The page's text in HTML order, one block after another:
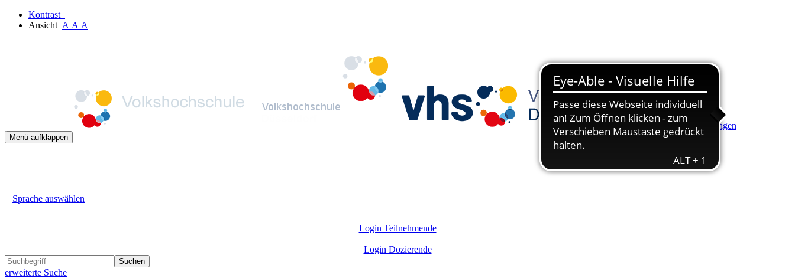
Kontrast
Ansicht A A A
Hauptinhalt anspringen
Menü aufklappen
Sprache auswählen
Login Teilnehmende
Login Dozierende
Suchen
erweiterte Suche